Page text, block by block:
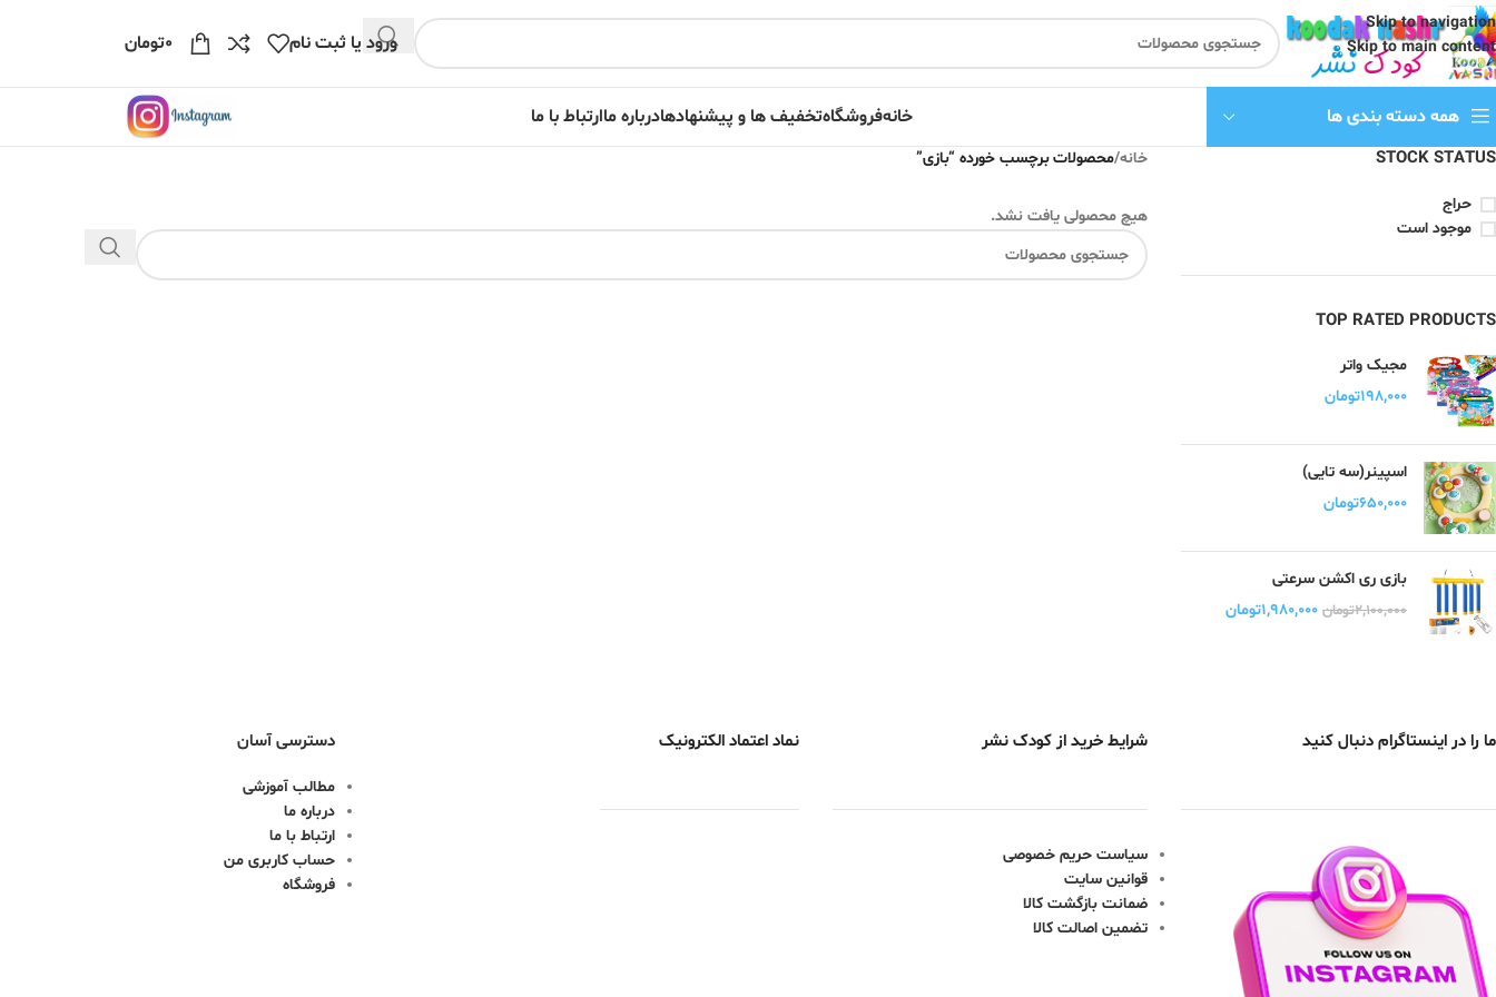
Skip to navigation
Skip to main content
ورود یا ثبت نام ۰تومان
همه دسته بندی ها خانهفروشگاهتخفیف ها و پیشنهادهادرباره ماارتباط با ما
STOCK STATUS
حراج
موجود است
TOP RATED PRODUCTS
مجیک واتر
۱۹۸,۰۰۰تومان
اسپینر(سه تایی)
۶۵۰,۰۰۰تومان
بازی ری اکشن سرعتی
۲,۱۰۰,۰۰۰تومان ۱,۹۸۰,۰۰۰تومان
خانه/محصولات برچسب خورده “بازی”
هیچ محصولی یافت نشد.
ما را در اینستاگرام دنبال کنید شرایط خرید از کودک نشر
سیاست حریم خصوصی
قوانین سایت
ضمانت بازگشت کالا
تضمین اصالت کالا
نماد اعتماد الکترونیک دسترسی آسان
مطالب آموزشی
درباره ما
ارتباط با ما
حساب کاربری من
فروشگاه